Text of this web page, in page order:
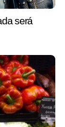
será